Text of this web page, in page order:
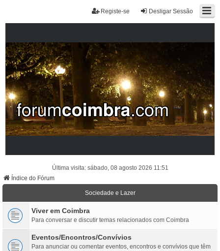
Desligar Sessão
Registe-se
Última visita: sábado, 08 agosto 2026 11:51
Índice do Fórum
Sociedade e Lazer
Viver em Coimbra
Para conversar e discutir temas relacionados com Coimbra
Eventos/Encontros/Convívios
Para anunciar ou comentar eventos, encontros e convívios que têm